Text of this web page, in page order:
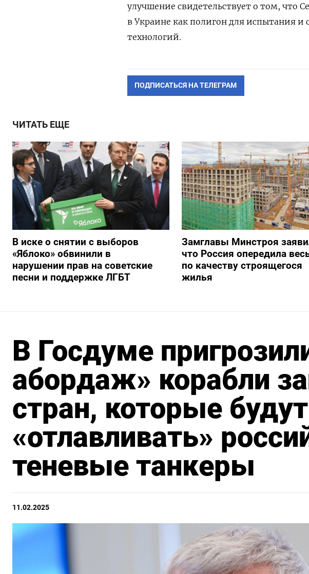
улучшение свидетельствует о том, что
в Украине как полигон для испытания и
технологий.
ПОДПИСАТЬСЯ НА ТЕЛЕГРАМ
ЧИТАТЬ ЕЩЕ
В иске о снятии с выборов
«Яблоко» обвинили в
нарушении прав на советские
песни и поддержке ЛГБТ
Замглавы Минстроя
что Россия опередила
по качеству строящегося
жилья
В Госдуме
абордаж» корабли
стран, которые будут
«отлавливать»
теневые танкеры
11.02.2025